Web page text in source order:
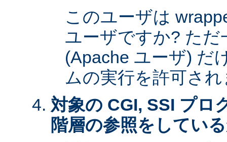
このユーザは
ユーザですか? ただ
(Apache ユーザ) だ
ムの実行を許可さ
対象の CGI, SSI プロ
階層の参照をしてい